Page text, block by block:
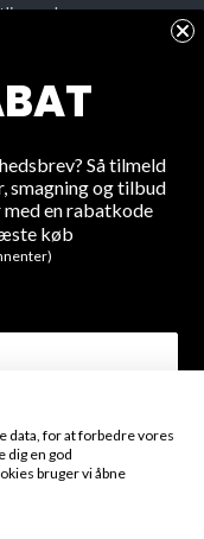
over hjemmesiden
os
Så tilmeld
smagning og tilbud
en rabatkode
køb
data, for at forbedre vores
dig en god
bruger vi åbne